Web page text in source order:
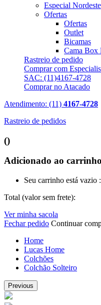
Especial Nordeste
Ofertas
Ofertas
Outlet
Bicamas
Cama Box
Rastreio de pedido
Comprar com
SAC: (11)4167-4728
Comprar no Atacado
Atendimento: (11) 4167-4728
Rastreio de pedidos
()
Adicionado ao carrinho
Seu carrinho está vazio
Total (valor sem frete):
Ver minha sacola
Fechar pedido Continuar
Home
Lucas Home
Colchões
Colchão Solteiro
Previous